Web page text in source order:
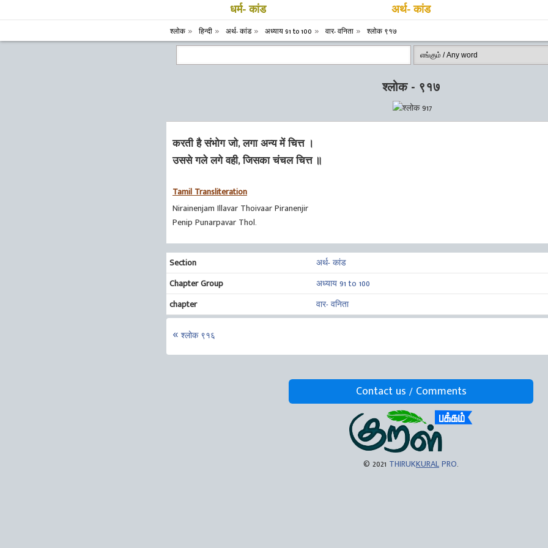
धर्म- कांड अर्थ- कांड
श्लोक हिन्दी अर्थ- कांड अध्याय 91 to 100 वार- वनिता श्लोक ९१७
श्लोक - ९१७
करती है संभोग जो, लगा अन्य में चित्त ।
उससे गले लगे वही, जिसका चंचल चित्त ॥
Tamil Transliteration
Nirainenjam Illavar Thoivaar Piranenjir
Penip Punarpavar Thol.
Section
अर्थ- कांड
Chapter Group
अध्याय 91 to 100
chapter
वार- वनिता
श्लोक ९१६
Contact us / Comments
© 2021 THIRUKKURALPRO.